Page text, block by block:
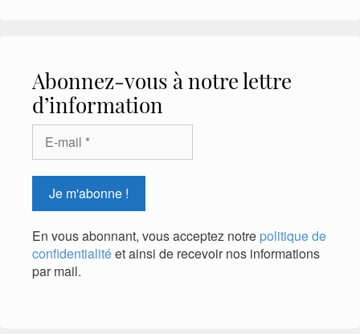
Abonnez-vous à notre lettre
d’information
En vous abonnant, vous acceptez notre politique de
confidentialitéet ainsi de recevoir nos informations
par mail.